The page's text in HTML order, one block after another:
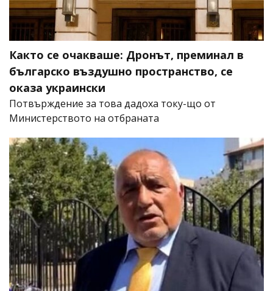
Както се очакваше: Дронът, преминал в
българско въздушно пространство, се
оказа украински
Потвърждение за това дадоха току-що от
Министерството на отбраната